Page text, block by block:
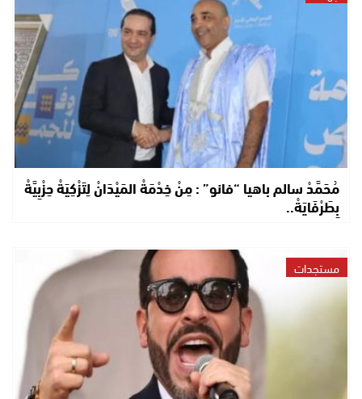
مُحَمَّدْ سالم باهيا “فانو” : مِنْ خِدْمَةْ المَيْدَانْ لِتَزْكِيَةْ حِزْبِيَّةْ
بِطَرْفَايَةْ..
مستجدات